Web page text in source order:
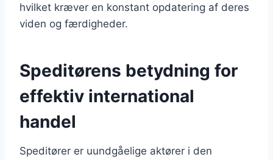
hvilket kræver en konstant opdatering af deres
viden og færdigheder.
Speditørens betydning for
effektiv international
handel
Speditører er uundgåelige aktører i den